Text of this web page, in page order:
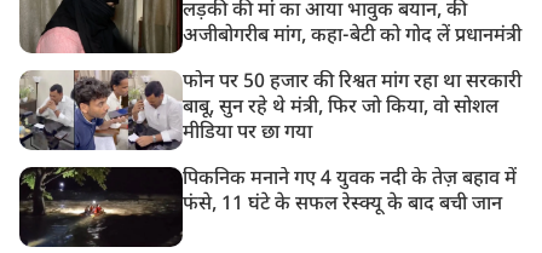
लड़की की मां का आया भावुक बयान, की
अजीबोगरीब मांग, कहा-बेटी को गोद लें प्रधानमंत्री
फोन पर 50 हजार की रिश्वत मांग रहा था सरकारी
बाबू, सुन रहे थे मंत्री, फिर जो किया, वो सोशल
मीडिया पर छा गया
पिकनिक मनाने गए 4 युवक नदी के तेज़ बहाव में
फंसे, 11 घंटे के सफल रेस्क्यू के बाद बची जान